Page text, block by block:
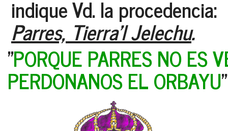
indique Vd. la procedencia:
Parres, Tierra'l Jelechu.
"PORQUE PARRES NO ES
PERDONANOS EL ORBAYU"